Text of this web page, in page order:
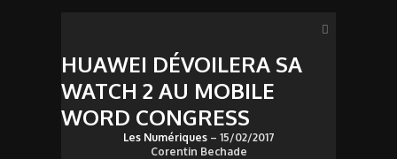
HUAWEI DÉVOILERA SA
WATCH 2 AU MOBILE
WORD CONGRESS
Les Numériques– 15/02/2017
Corentin Bechade